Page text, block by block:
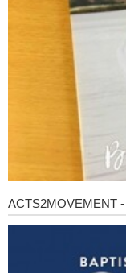
Acts2Movement
ACTS2MOVEMENT